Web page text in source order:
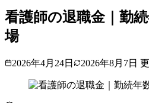
看護師の退職金｜勤
場
2026年4月24日 2026年8月7日